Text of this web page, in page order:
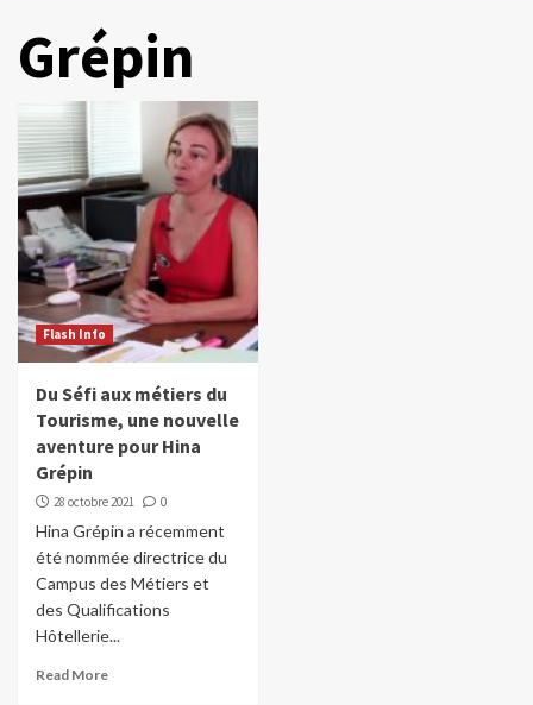
Grépin
Flash Info
Du Séfi aux métiers du
Tourisme, une nouvelle
aventure pour Hina
Grépin
28 octobre 2021 0
Hina Grépin a récemment
été nommée directrice du
Campus des Métiers et
des Qualifications
Hôtellerie...
Read More